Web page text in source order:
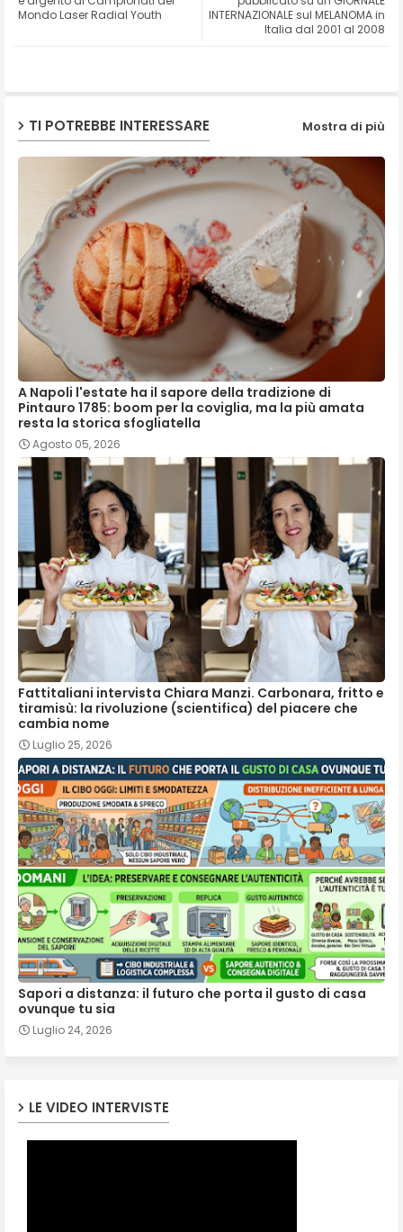
INTERNAZIONALE sul MELANOMA in
Italia dal 2001 al 2008
Mondo Laser Radial Youth
TI POTREBBE INTERESSARE Mostra di più
A Napoli l'estate ha il sapore della tradizione di
Pintauro 1785: boom per la coviglia, ma la più amata
resta la storica sfogliatella
Agosto 05, 2026
Fattitaliani intervista Chiara Manzi. Carbonara, fritto e
tiramisù: la rivoluzione (scientifica) del piacere che
cambia nome
Luglio 25, 2026
Sapori a distanza: il futuro che porta il gusto di casa
ovunque tu sia
Luglio 24, 2026
LE VIDEO INTERVISTE